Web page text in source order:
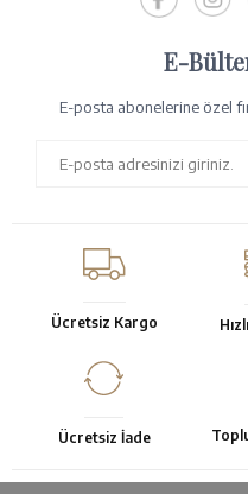
E-
E-posta abonelerine özel
Ücretsiz Kargo
Ücretsiz İade